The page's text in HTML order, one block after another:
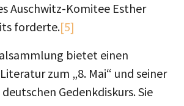
Auschwitz-Komitee Esther
forderte.[5]
bietet einen
zum „8. Mai“ und seiner
Gedenkdiskurs. Sie